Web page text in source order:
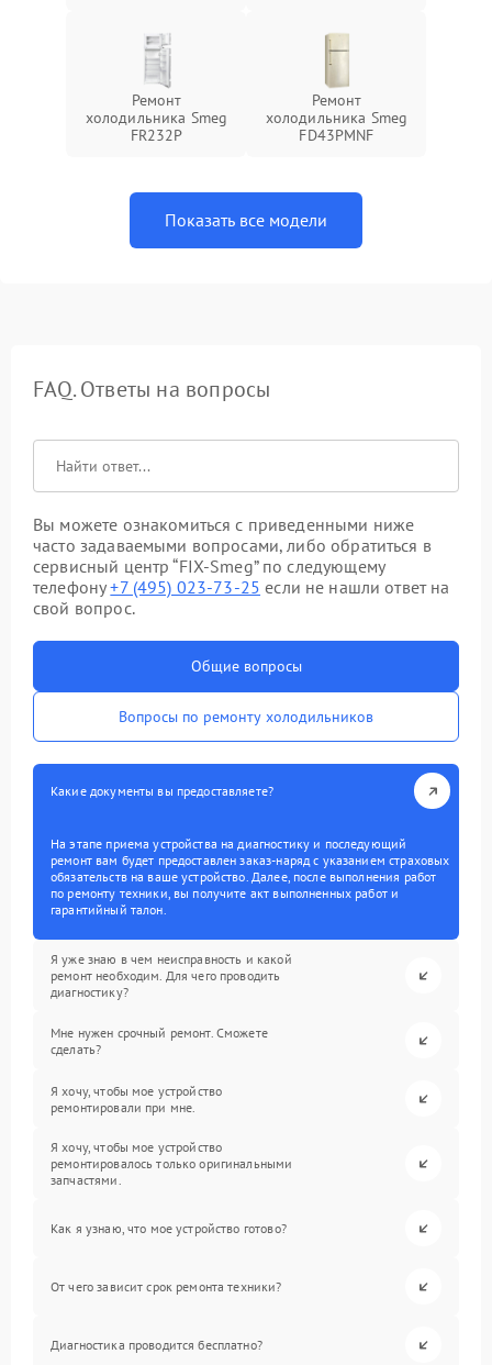
Ремонт
холодильника Smeg
FR232P
Ремонт
холодильника Smeg
FD43PMNF
Показать все модели
FAQ. Ответы на вопросы
Вы можете ознакомиться с приведенными ниже
часто задаваемыми вопросами, либо обратиться в
сервисный центр “FIX-Smeg” по следующему
телефону+7 (495) 023-73-25 если не нашли ответ на
свой вопрос.
Общие вопросы
Вопросы по ремонту холодильников
Какие документы вы предоставляете?
На этапе приема устройства на диагностику и последующий
ремонт вам будет предоставлен заказ-наряд с указанием страховых
обязательств на ваше устройство. Далее, после выполнения работ
по ремонту техники, вы получите акт выполненных работ и
гарантийный талон.
Я уже знаю в чем неисправность и какой
ремонт необходим. Для чего проводить
диагностику?
Мне нужен срочный ремонт. Сможете
сделать?
Я хочу, чтобы мое устройство
ремонтировали при мне.
Я хочу, чтобы мое устройство
ремонтировалось только оригинальными
запчастями.
Как я узнаю, что мое устройство готово?
От чего зависит срок ремонта техники?
Диагностика проводится бесплатно?